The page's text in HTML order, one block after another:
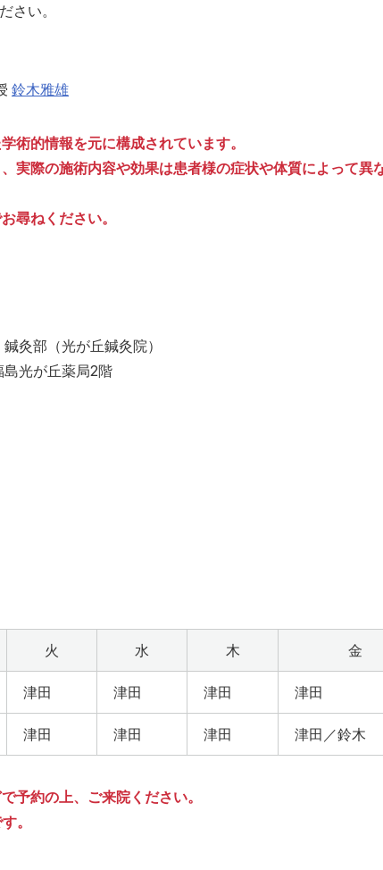
さい。
鈴木雅雄
術的情報を元に構成されています。
実際の施術内容や効果は患者様の症状や体質によって異
尋ねください。
灸部（光が丘鍼灸院）
光が丘薬局2階
火 水 木 金
津田 津田 津田 津田
津田 津田 津田 津田／鈴木
予約の上、ご来院ください。
。